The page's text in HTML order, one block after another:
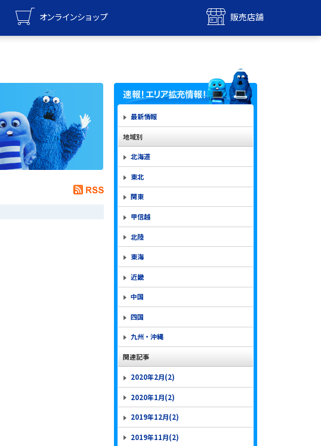
オンラインショップ 販売店舗
UQ WiMAX
オンラインショップ
UQ WiMAX
販売店舗
最新情報
地域別
北海道
東北
関東
甲信越
北陸
東海
近畿
中国
四国
九州・沖縄
関連記事
2020年2月(2)
2020年1月(2)
2019年12月(2)
2019年11月(2)